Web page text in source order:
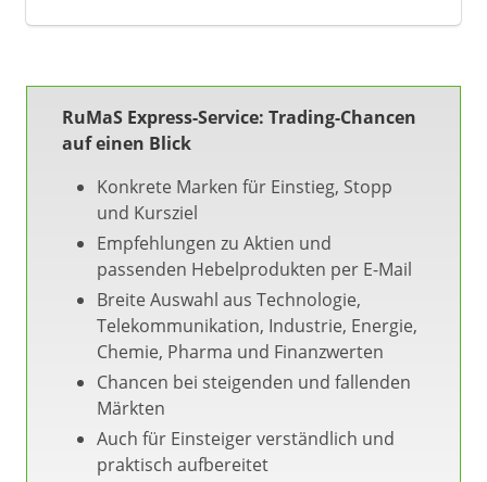
RuMaS Express-Service: Trading-Chancen
auf einen Blick
Konkrete Marken für Einstieg, Stopp
und Kursziel
Empfehlungen zu Aktien und
passenden Hebelprodukten per E-Mail
Breite Auswahl aus Technologie,
Telekommunikation, Industrie, Energie,
Chemie, Pharma und Finanzwerten
Chancen bei steigenden und fallenden
Märkten
Auch für Einsteiger verständlich und
praktisch aufbereitet